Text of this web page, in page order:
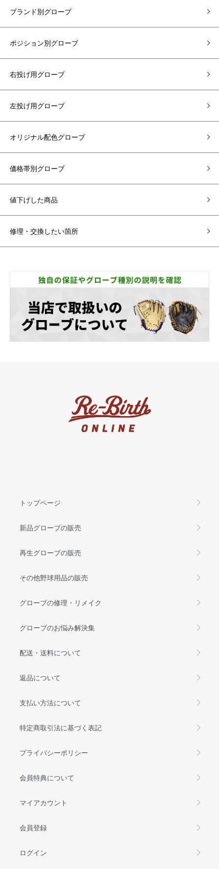
ブランド別グローブ
ポジション別グローブ
右投げ用グローブ
左投げ用グローブ
オリジナル配色グローブ
価格帯別グローブ
値下げした商品
修理・交換したい箇所
トップページ
新品グローブの販売
再生グローブの販売
その他野球用品の販売
グローブの修理・リメイク
グローブのお悩み解決集
配送・送料について
返品について
支払い方法について
特定商取引法に基づく表記
プライバシーポリシー
会員特典について
マイアカウント
会員登録
ログイン